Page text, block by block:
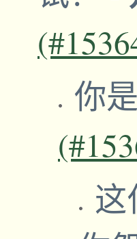
你
这